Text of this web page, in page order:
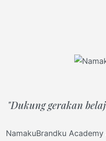
"Dukung gerakan
NamakuBrandku